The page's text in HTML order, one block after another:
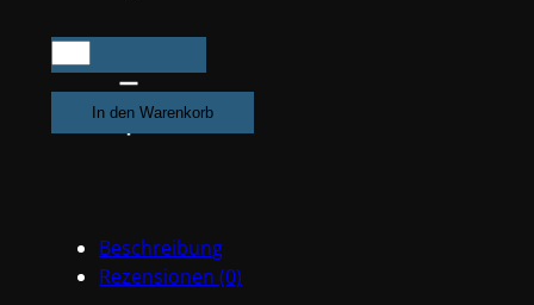
Standox
Standohyd
310
In den Warenkorb
Beschreibung
Rezensionen (0)